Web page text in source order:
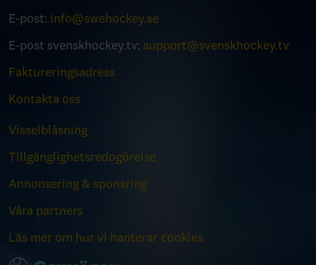
E-post: info@swehockey.se
E-post svenskhockey.tv: support@svenskhockey.tv
Faktureringsadress
Kontakta oss
Visselblåsning
Tillgänglighetsredogörelse
Annonsering & sponsring
Våra partners
Läs mer om hur vi hanterar cookies